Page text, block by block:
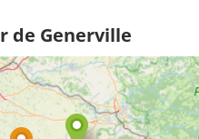
de Generville